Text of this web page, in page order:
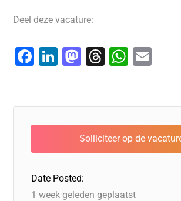
Deel deze vacature:
F
e
b
o
o
k
Li
e
dI
n
M
o
d
o
T
a
d
s
W
s
A
p
l
Date Posted:
1 week geleden geplaatst